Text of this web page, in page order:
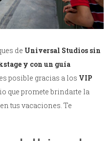
de Universal Studios sin
y con un guía
posible gracias a los VIP
que promete brindarte la
tus vacaciones. Te